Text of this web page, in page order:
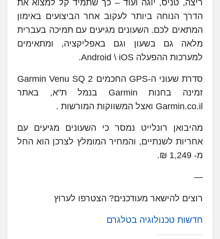
ריצה, טניס, יוגה ועוד – כך שתמיד קל למצוא את
הדרך הנוחה ביותר לעקוב אחר הביצועים באימון
המתאים לכם. השעונים מגיעים עם תמיכה בעברית
מלאה גם בשעון וגם באפליקציה, ומתאימים
למערכות ההפעלה Android \ iOS.
סדרת שעוני ה-GPS החכמים Garmin Venu SQ 2
זמינה בחנות Garmin בנמל ת"א, באתר
Garmin.co.il ואצל המשווקות המורשות .
מהיבואן רונלייט נמסר כי השעונים מגיעים עם
אחריות לשנתיים, והמחיר המומלץ לצרכן הוא החל
מ- 1,249 ₪.
—
רוצים להישאר מעודכנים? הצטרפו לערוץ
חדשות טכנולוגיה בטלגרם